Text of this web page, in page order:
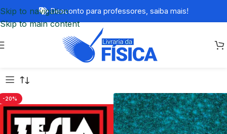
Skip to navigation
Skip to main content
Desconto para professores, saiba mais!
-20%